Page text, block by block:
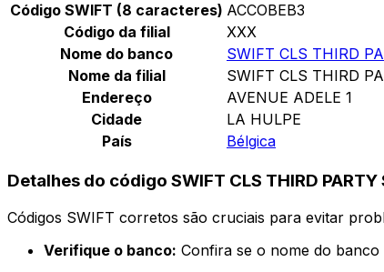
Código SWIFT (8 caracteres) ACCOBEB3
Código da filial
XXX
Nome do banco
SWIFT CLS THIRD
Nome da filial
SWIFT CLS THIRD
Endereço
AVENUE ADELE 1
Cidade
LA HULPE
País
Bélgica
Detalhes do código SWIFT CLS THIRD PARTY
Códigos SWIFT corretos são cruciais para evitar
Verifique o banco: Confira se o nome do